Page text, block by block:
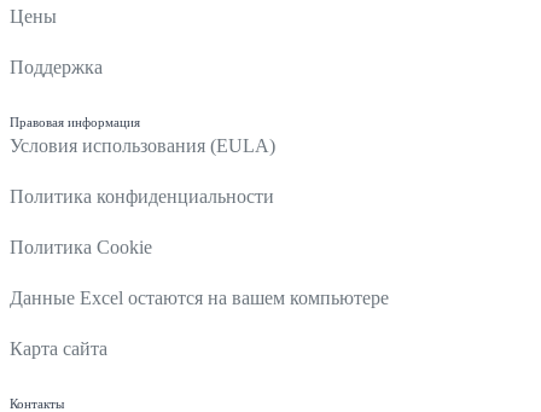
Цены
Поддержка
Правовая информация
Условия использования (EULA)
Политика конфиденциальности
Политика Cookie
Данные Excel остаются на вашем компьютере
Карта сайта
Контакты